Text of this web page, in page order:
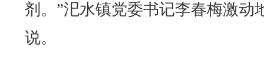
剂。”汜水镇党委书记李春梅激动
说。